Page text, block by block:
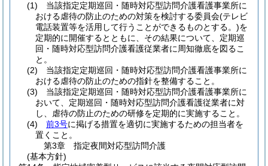
(1)
当該指定定期巡回・随時対応型訪問介護看護事業所に
おける虐待の防止のための対策を検討する委員会(テレビ
電話装置等を活用して行うことができるものとする。)を
定期的に開催するとともに、その結果について、定期巡
回・随時対応型訪問介護看護従業者に周知徹底を図るこ
と。
(2)
当該指定定期巡回・随時対応型訪問介護看護事業所に
おける虐待の防止のための指針を整備すること。
(3)
当該指定定期巡回・随時対応型訪問介護看護事業所に
おいて、定期巡回・随時対応型訪問介護看護従業者に対
し、虐待の防止のための研修を定期的に実施すること。
(4)
前3号に掲げる措置を適切に実施するための担当者を
置くこと。
第3章
指定夜間対応型訪問介護
(基本方針)